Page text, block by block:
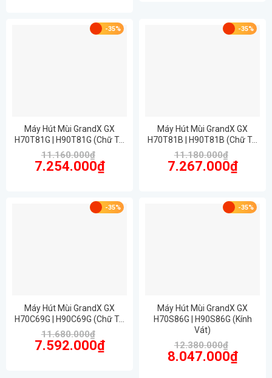
6.877.000₫.
-35%
Máy Hút Mùi GrandX GX
H70T81G | H90T81G (Chữ T…
11.160.000₫
Giá
gốc
7.254.000₫Giá
hiện
7.254.000₫.
-35%
Máy Hút Mùi GrandX GX
H70T81B | H90T81B (Chữ T…
11.180.000₫
Giá
gốc
7.267.000₫Giá
hiện
-35%
Máy Hút Mùi GrandX GX
H70C69G | H90C69G (Chữ T…
11.680.000₫
Giá
gốc
7.592.000₫Giá
hiện
-35%
Máy Hút Mùi GrandX GX
H70S86G | H90S86G (Kính
Vát)
12.380.000₫
Giá
gốc
8.047.000₫Giá
hiện